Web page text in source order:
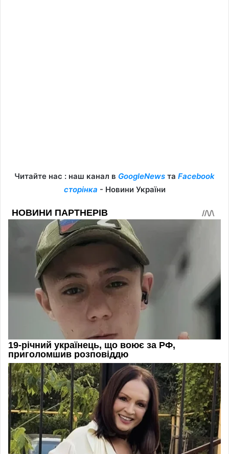
Читайте нас : наш канал в GoogleNews та Facebook
сторінка - Новини України